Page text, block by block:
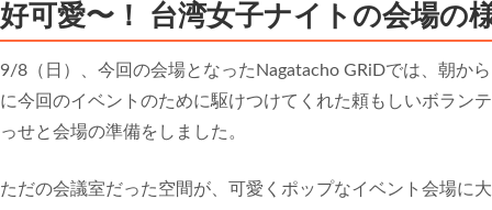
好可愛〜！ 台湾女子ナイトの会場の
9/8（日）、今回の会場となったNagatacho GRiDでは、朝か
に今回のイベントのために駆けつけてくれた頼もしいボラン
っせと会場の準備をしました。
ただの会議室だった空間が、可愛くポップなイベント会場に